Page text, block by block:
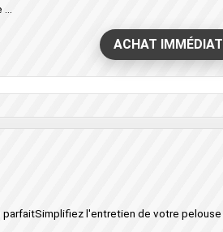
ACHAT IMMÉDIAT
parfaitSimplifiez l'entretien de votre pelouse